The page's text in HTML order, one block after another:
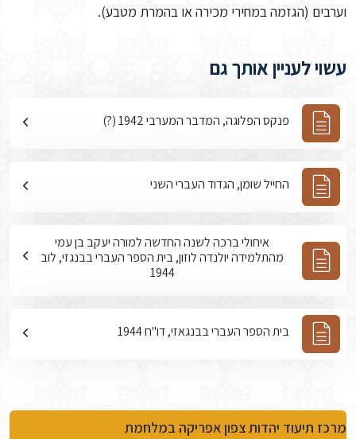
וערבים (הגזמה במחירי מכירה או בהמרת מטבע).
עשוי לעניין אותך גם
פנקס הפלוגה, המדבר המערבי 1942 (?)
החייל שומן, הגדוד העברי השני
איחולי ברכה לשנה החדשה למורה יעקב בן עמי
מהתלמידה יולנדה לוזון, בית הספר העברי בבנגזי, לוב
1944
בית הספר העברי בבנגאזי, דו"ח 1944
מרכז תיעוד יהדות צפון אפריקה במלחמת